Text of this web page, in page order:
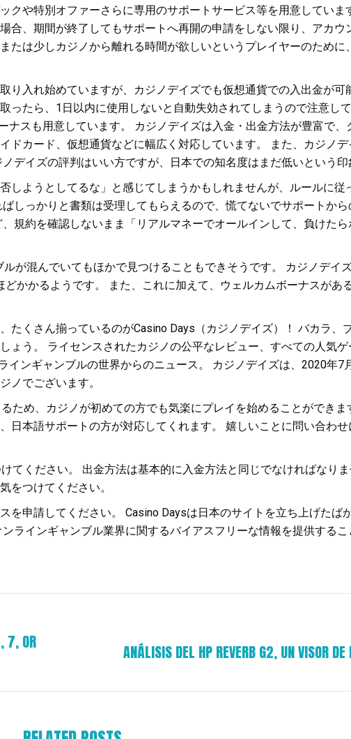
クや特別オファーさらに専用のサポートサービス等を用意していま
、期間が終了してもサポートへ再開の申請をしない限り、アカウ
たは少しカジノから離れる時間が欲しいというプレイヤーのために
入れ始めていますが、カジノデイズでも仮想通貨での入出金が可
ったら、1日以内に使用しないと自動失効されてしまうので注意し
スも用意しています。 カジノデイズは入金・出金方法が豊富で、
ドカード、仮想通貨などに幅広く対応しています。 また、カジノ
デイズの評判はいい方ですが、日本での知名度はまだ低いという印
ようとしてるな」と感じてしまうかもしれませんが、ルールに従
しっかりと書類は受理してもらえるので、慌てないでサポートか
規約を確認しないまま「リアルマネーでオールインして、負けた
が混んでいてもほかで見つけることもできそうです。 カジノデイ
かかるようです。 また、これに加えて、ウェルカムボーナスがあ
くさん揃っているのがCasino Days（カジノデイズ）！ バカラ、
ょう。 ライセンスされたカジノの公平なレビュー、すべての人気
ンギャンブルの世界からのニュース。 カジノデイズは、2020年7
ノでございます。
ため、カジノが初めての方でも気楽にプレイを始めることができま
本語サポートの方が対応してくれます。 嬉しいことに問い合わ
てください。 出金方法は基本的に入金方法と同じでなければなり
をつけてください。
を申請してください。 Casino Daysは日本のサイトを立ち上げたば
ラインギャンブル業界に関するバイアスフリーな情報を提供する
7, OR
ANÁLISIS DEL HP REVERB G2, UN VISOR